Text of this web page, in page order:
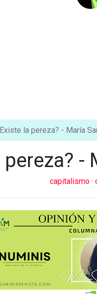
la pereza? - María
-
capitalismo ·